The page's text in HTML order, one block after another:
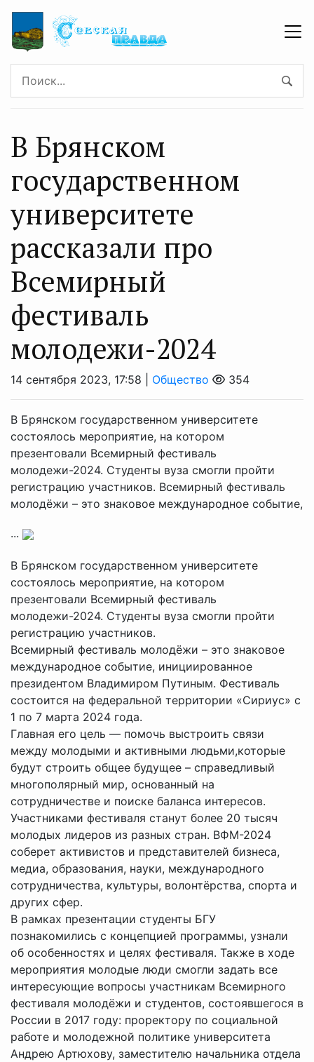
В Брянском
государственном
университете
рассказали про
Всемирный
фестиваль
молодежи-2024
14 сентября 2023, 17:58 | Общество 354
В Брянском государственном университете
состоялось мероприятие, на котором
презентовали Всемирный фестиваль
молодежи-2024. Студенты вуза смогли пройти
регистрацию участников. Всемирный фестиваль
молодёжи – это знаковое международное событие,
...
В Брянском государственном университете
состоялось мероприятие, на котором
презентовали Всемирный фестиваль
молодежи-2024. Студенты вуза смогли пройти
регистрацию участников.
Всемирный фестиваль молодёжи – это знаковое
международное событие, инициированное
президентом Владимиром Путиным. Фестиваль
состоится на федеральной территории «Сириус» с
1 по 7 марта 2024 года.
Главная его цель — помочь выстроить связи
между молодыми и активными людьми,которые
будут строить общее будущее – справедливый
многополярный мир, основанный на
сотрудничестве и поиске баланса интересов.
Участниками фестиваля станут более 20 тысяч
молодых лидеров из разных стран. ВФМ-2024
соберет активистов и представителей бизнеса,
медиа, образования, науки, международного
сотрудничества, культуры, волонтёрства, спорта и
других сфер.
В рамках презентации студенты БГУ
познакомились с концепцией программы, узнали
об особенностях и целях фестиваля. Также в ходе
мероприятия молодые люди смогли задать все
интересующие вопросы участникам Всемирного
фестиваля молодёжи и студентов, состоявшегося в
России в 2017 году: проректору по социальной
работе и молодежной политике университета
Андрею Артюхову, заместителю начальника отдела